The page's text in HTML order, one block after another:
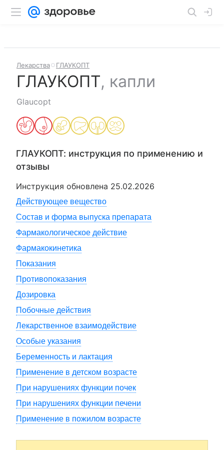
Лекарства ГЛАУКОПТ
ГЛАУКОПТ, капли
Glaucopt
ГЛАУКОПТ: инструкция по применению и
отзывы
Инструкция обновлена 25.02.2026
Действующее вещество
Состав и форма выпуска препарата
Фармакологическое действие
Фармакокинетика
Показания
Противопоказания
Дозировка
Побочные действия
Лекарственное взаимодействие
Особые указания
Беременность и лактация
Применение в детском возрасте
При нарушениях функции почек
При нарушениях функции печени
Применение в пожилом возрасте